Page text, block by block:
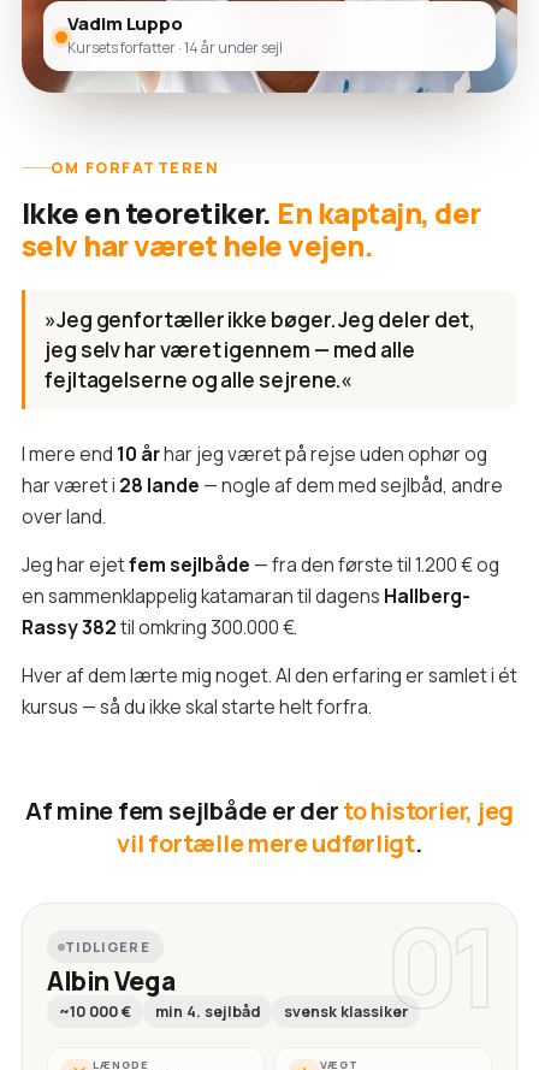
Vadim Luppo
Kursets forfatter · 14 år under sejl
OM FORFATTEREN
Ikke en teoretiker. En kaptajn, der
selv har været hele vejen.
»Jeg genfortæller ikke bøger. Jeg deler det,
jeg selv har været igennem — med alle
fejltagelserne og alle sejrene.«
I mere end 10 århar jeg været på rejse uden ophør og
har været i 28 lande — nogle af dem med sejlbåd, andre
over land.
Jeg har ejetfem sejlbåde — fra den første til 1.200 € og
en sammenklappelig katamaran til dagens Hallberg-
Rassy 382til omkring 300.000 €.
Hver af dem lærte mig noget. Al den erfaring er samlet i ét
kursus — så du ikke skal starte helt forfra.
Af mine fem sejlbåde er derto historier, jeg
vil fortælle mere udførligt.
01
TIDLIGERE
Albin Vega
~10 000 € min 4. sejlbåd svensk klassiker
LÆNGDE VÆGT